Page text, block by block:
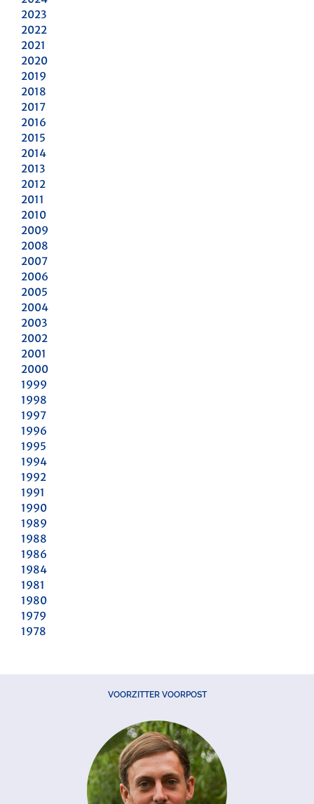
2023
2022
2021
2020
2019
2018
2017
2016
2015
2014
2013
2012
2011
2010
2009
2008
2007
2006
2005
2004
2003
2002
2001
2000
1999
1998
1997
1996
1995
1994
1992
1991
1990
1989
1988
1986
1984
1981
1980
1979
1978
VOORZITTER VOORPOST